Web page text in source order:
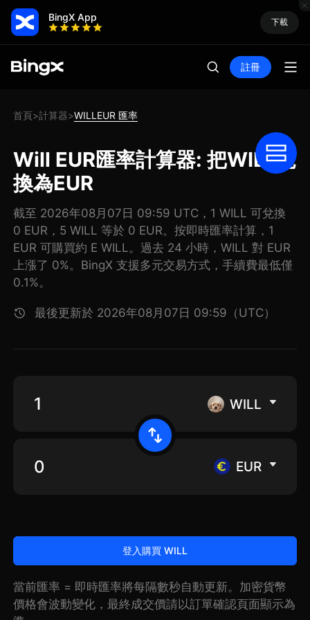
BingX App 下載
註冊
首頁>計算器>WILLEUR 匯率
Will EUR匯率計算器: 把WILL兌
換為EUR
截至 2026年08月07日 09:59 UTC，1 WILL 可兌換
0 EUR，5 WILL 等於 0 EUR。按即時匯率計算，1
EUR 可購買約 E WILL。過去 24 小時，WILL 對 EUR
上漲了 0%。BingX 支援多元交易方式，手續費最低僅
0.1%。
最後更新於 2026年08月07日 09:59（UTC）
WILL
EUR
登入購買 WILL
當前匯率 = 即時匯率將每隔數秒自動更新。加密貨幣
價格會波動變化，最終成交價請以訂單確認頁面顯示為